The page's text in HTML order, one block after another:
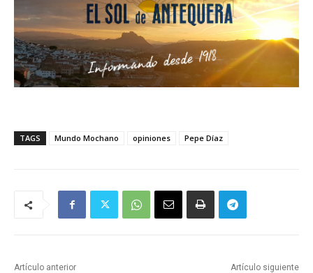
TAGS Mundo Mochano opiniones Pepe Díaz
Artículo anterior Artículo siguiente